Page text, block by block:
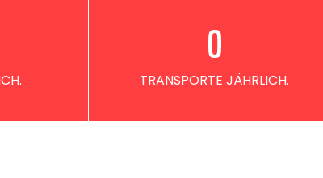
TRANSPORTE JÄHRLICH.
0